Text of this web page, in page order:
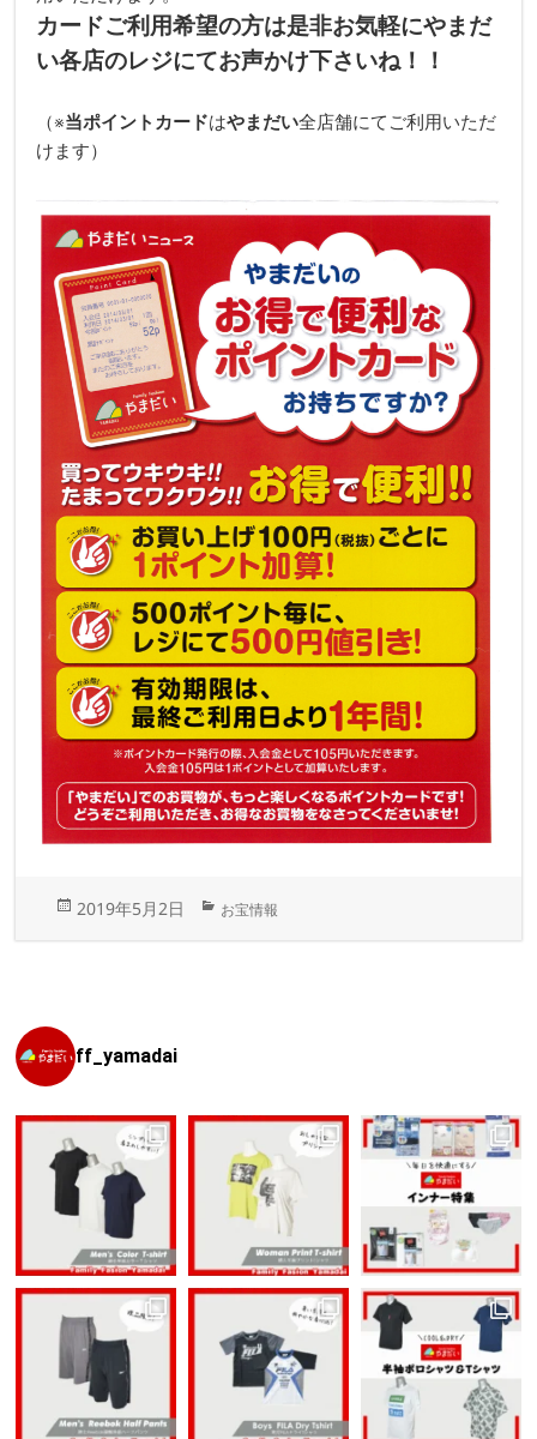
カードご利用希望の方は是非お気軽にやまだ
い各店のレジにてお声かけ下さいね！！
（※当ポイントカードはやまだい全店舗にてご利用いただ
けます）
投
日:
2019年5月2日
カ
ゴ
お宝情報
ff_yamadai